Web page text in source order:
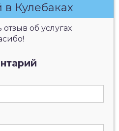
Кулебаках
отзыв об услугах